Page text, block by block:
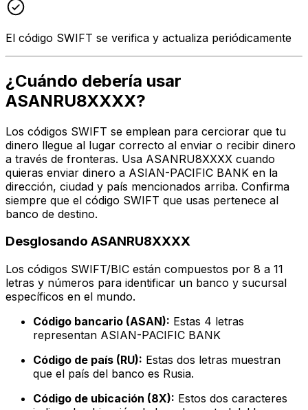
El código SWIFT se verifica y actualiza periódicamente
¿Cuándo debería usar
ASANRU8XXXX?
Los códigos SWIFT se emplean para cerciorar que tu
dinero llegue al lugar correcto al enviar o recibir dinero
a través de fronteras. Usa ASANRU8XXXX cuando
quieras enviar dinero a ASIAN-PACIFIC BANK en la
dirección, ciudad y país mencionados arriba. Confirma
siempre que el código SWIFT que usas pertenece al
banco de destino.
Desglosando ASANRU8XXXX
Los códigos SWIFT/BIC están compuestos por 8 a 11
letras y números para identificar un banco y sucursal
específicos en el mundo.
Código bancario (ASAN): Estas 4 letras
representan ASIAN-PACIFIC BANK
Código de país (RU): Estas dos letras muestran
que el país del banco es Rusia.
Código de ubicación (8X): Estos dos caracteres